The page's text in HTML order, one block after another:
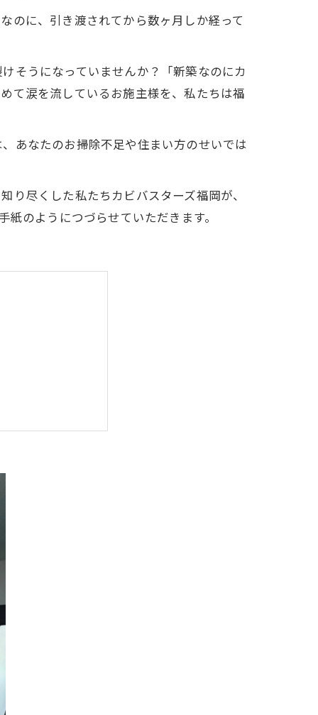
のに、引き渡されてから数ヶ月しか経って
そうになっていませんか？「新築なのにカ
て涙を流しているお施主様を、私たちは福
あなたのお掃除不足や住まい方のせいでは
尽くした私たちカビバスターズ福岡が、
のようにつづらせていただきます。
する
報を入れる